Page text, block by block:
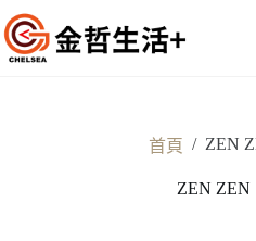
跳
至
主
首頁 / ZEN
ZEN ZEN